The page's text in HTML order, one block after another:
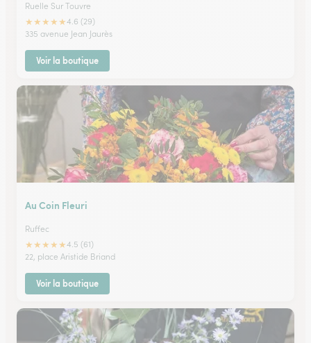
Ruelle Sur Touvre
★★★★★4.6 (29)
335 avenue Jean Jaurès
Voir la boutique
Au Coin Fleuri
Ruffec
★★★★★4.5 (61)
22, place Aristide Briand
Voir la boutique